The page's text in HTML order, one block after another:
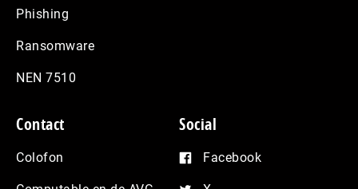
Phishing
Ransomware
NEN 7510
Contact
Colofon
Social
Facebook